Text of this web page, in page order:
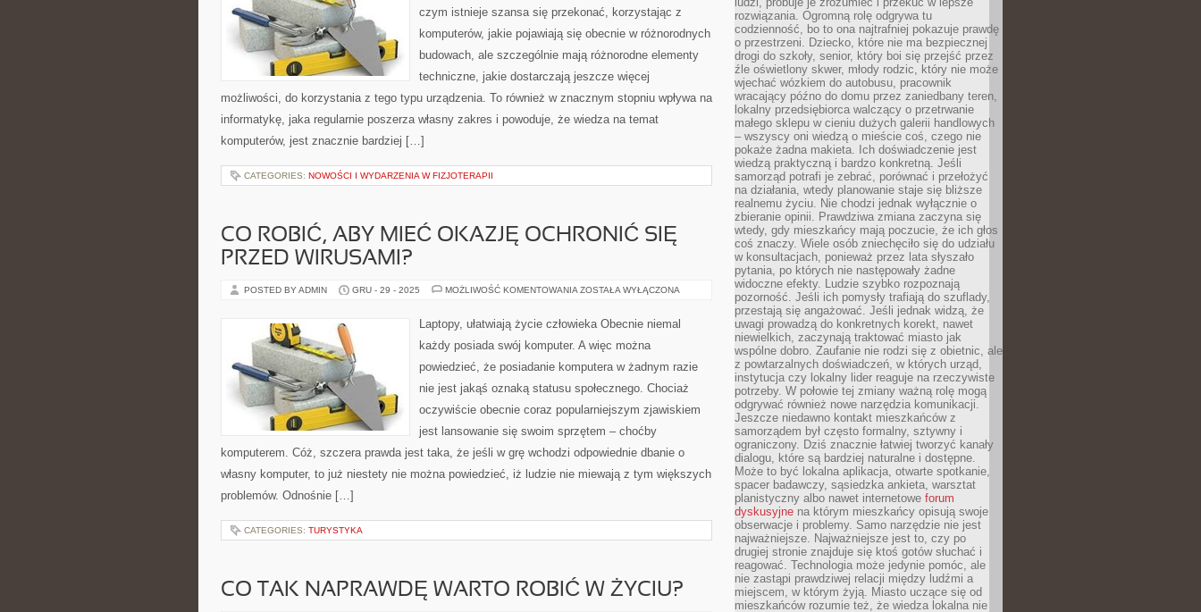
czym istnieje szansa się przekonać, korzystając z
komputerów, jakie pojawiają się obecnie w różnorodnych
budowach, ale szczególnie mają różnorodne elementy
techniczne, jakie dostarczają jeszcze więcej
możliwości, do korzystania z tego typu urządzenia. To również w znacznym stopniu wpływa na
informatykę, jaka regularnie poszerza własny zakres i powoduje, że wiedza na temat
komputerów, jest znacznie bardziej […]
CATEGORIES: NOWOŚCI I WYDARZENIA W FIZJOTERAPII
CO ROBIĆ, ABY MIEĆ OKAZJĘ OCHRONIĆ SIĘ
PRZED WIRUSAMI?
POSTED BY ADMIN GRU - 29 - 2025 MOŻLIWOŚĆ KOMENTOWANIA CO
MIEĆ
OKAZJĘ
SIĘ
WIRUSAMI?
ZOSTAŁA WYŁĄCZONA
Laptopy, ułatwiają życie człowieka Obecnie niemal
każdy posiada swój komputer. A więc można
powiedzieć, że posiadanie komputera w żadnym razie
nie jest jakąś oznaką statusu społecznego. Chociaż
oczywiście obecnie coraz popularniejszym zjawiskiem
jest lansowanie się swoim sprzętem – choćby
komputerem. Cóż, szczera prawda jest taka, że jeśli w grę wchodzi odpowiednie dbanie o
własny komputer, to już niestety nie można powiedzieć, iż ludzie nie miewają z tym większych
problemów. Odnośnie […]
CATEGORIES: TURYSTYKA
CO TAK NAPRAWDĘ WARTO ROBIĆ W ŻYCIU?
rozwiązania. Ogromną rolę odgrywa tu
codzienność, bo to ona najtrafniej pokazuje prawdę
o przestrzeni. Dziecko, które nie ma bezpiecznej
drogi do szkoły, senior, który boi się przejść przez
źle oświetlony skwer, młody rodzic, który nie może
wjechać wózkiem do autobusu, pracownik
wracający późno do domu przez zaniedbany teren,
lokalny przedsiębiorca walczący o przetrwanie
małego sklepu w cieniu dużych galerii handlowych
– wszyscy oni wiedzą o mieście coś, czego nie
pokaże żadna makieta. Ich doświadczenie jest
wiedzą praktyczną i bardzo konkretną. Jeśli
samorząd potrafi je zebrać, porównać i przełożyć
na działania, wtedy planowanie staje się bliższe
realnemu życiu. Nie chodzi jednak wyłącznie o
zbieranie opinii. Prawdziwa zmiana zaczyna się
wtedy, gdy mieszkańcy mają poczucie, że ich głos
coś znaczy. Wiele osób zniechęciło się do udziału
w konsultacjach, ponieważ przez lata słyszało
pytania, po których nie następowały żadne
widoczne efekty. Ludzie szybko rozpoznają
pozorność. Jeśli ich pomysły trafiają do szuflady,
przestają się angażować. Jeśli jednak widzą, że
uwagi prowadzą do konkretnych korekt, nawet
niewielkich, zaczynają traktować miasto jak
wspólne dobro. Zaufanie nie rodzi się z obietnic, ale
z powtarzalnych doświadczeń, w których urząd,
instytucja czy lokalny lider reaguje na rzeczywiste
potrzeby. W połowie tej zmiany ważną rolę mogą
odgrywać również nowe narzędzia komunikacji.
Jeszcze niedawno kontakt mieszkańców z
samorządem był często formalny, sztywny i
ograniczony. Dziś znacznie łatwiej tworzyć kanały
dialogu, które są bardziej naturalne i dostępne.
Może to być lokalna aplikacja, otwarte spotkanie,
spacer badawczy, sąsiedzka ankieta, warsztat
planistyczny albo nawet internetowe forum
dyskusyjne na którym mieszkańcy opisują swoje
obserwacje i problemy. Samo narzędzie nie jest
najważniejsze. Najważniejsze jest to, czy po
drugiej stronie znajduje się ktoś gotów słuchać i
reagować. Technologia może jedynie pomóc, ale
nie zastąpi prawdziwej relacji między ludźmi a
miejscem, w którym żyją. Miasto uczące się od
mieszkańców rozumie też, że wiedza lokalna nie